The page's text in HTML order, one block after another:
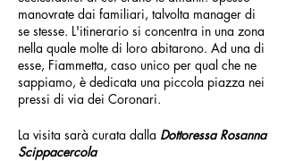
manovrate dai familiari, talvolta manager di
se stesse. L'itinerario si concentra in una zona
nella quale molte di loro abitarono. Ad una di
esse, Fiammetta, caso unico per qual che ne
sappiamo, è dedicata una piccola piazza nei
pressi di via dei Coronari.
La visita sarà curata dalla Dottoressa Rosanna
Scippacercola